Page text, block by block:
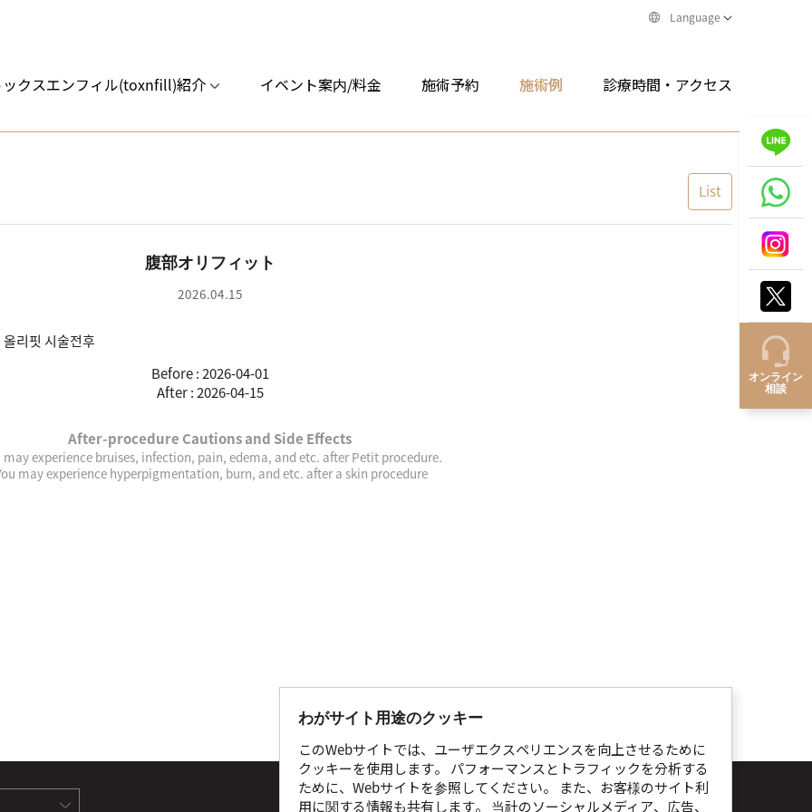
Language
ックスエンフィル(toxnfill)紹介 イベント案内/料金 施術予約 施術例 診療時間・アクセス
List
腹部オリフィット
2026.04.15
Before : 2026-04-01
After : 2026-04-15
After-procedure Cautions and Side Effects
may experience bruises, infection, pain, edema, and etc. after Petit procedure.
may experience hyperpigmentation, burn, and etc. after a skin procedure
サイト利用規約 個人情報処理指針 Cookie通知
オンライン
相談
わがサイト用途のクッキー
このWebサイトでは、ユーザエクスペリエンスを向上させるために
クッキーを使用します。 パフォーマンスとトラフィックを分析する
ために、Webサイトを参照してください。 また、お客様のサイト利
用に関する情報も共有します。 当社のソーシャルメディア、広告、